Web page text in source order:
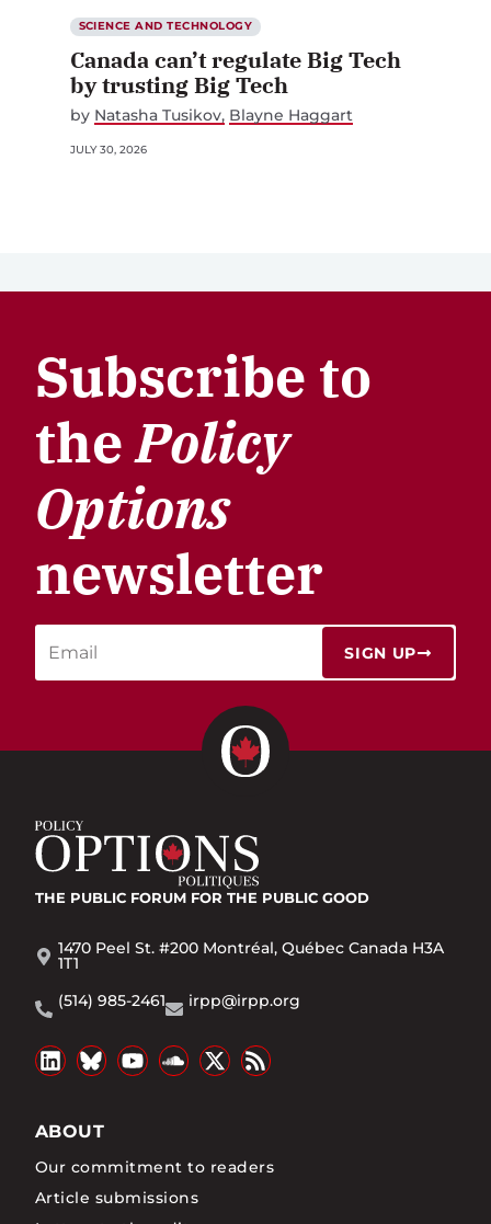
SCIENCE AND TECHNOLOGY
Canada can’t regulate Big Tech
by trusting Big Tech
by Natasha Tusikov Blayne Haggart
JULY 30, 2026
Subscribe to
thePolicy
Options
newsletter
SIGN UP
THE PUBLIC FORUM FOR THE PUBLIC GOOD
1470 Peel St. #200 Montréal, Québec Canada H3A
1T1
(514) 985-2461
irpp@irpp.org
ABOUT
Our commitment to readers
Article submissions